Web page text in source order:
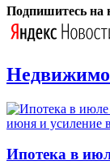
Подпишитесь на
Ипотека в